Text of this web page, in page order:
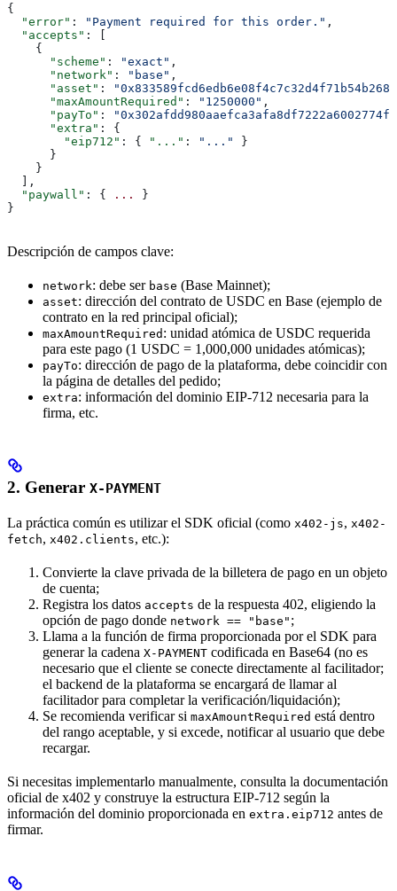
{
  "error"
: "Payment required for this order." ,
  "accepts"
: [
    {
      "scheme"
: "exact" ,
      "network"
: "base" ,
      "asset"
:
      "maxAmountRequired"
: "1250000" ,
      "payTo"
:
      "extra"
: {
        "eip712"
: { "..." : "..."
}
      }
    }
  ],
  "paywall"
: { ...
}
}
Descripción de campos clave:
network: debe ser base (Base Mainnet);
asset: dirección del contrato de USDC en Base (ejemplo de
contrato en la red principal oficial);
maxAmountRequired : unidad atómica de USDC requerida
para este pago (1 USDC = 1,000,000 unidades atómicas);
payTo: dirección de pago de la plataforma, debe coincidir con
la página de detalles del pedido;
extra: información del dominio EIP-712 necesaria para la
firma, etc.
2. Generar X-PAYMENT
La práctica común es utilizar el SDK oficial (como x402-js, x402-
fetch, x402.clients, etc.):
Convierte la clave privada de la billetera de pago en un objeto
de cuenta;
Registra los datos accepts de la respuesta 402, eligiendo la
opción de pago donde network == "base" ;
Llama a la función de firma proporcionada por el SDK para
generar la cadena X-PAYMENT codificada en Base64 (no es
necesario que el cliente se conecte directamente al facilitador;
el backend de la plataforma se encargará de llamar al
facilitador para completar la verificación/liquidación);
Se recomienda verificar si maxAmountRequired está dentro
del rango aceptable, y si excede, notificar al usuario que debe
recargar.
Si necesitas implementarlo manualmente, consulta la documentación
oficial de x402 y construye la estructura EIP-712 según la
información del dominio proporcionada en extra.eip712 antes de
firmar.